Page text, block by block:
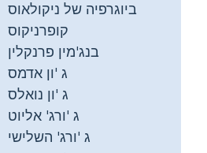
ביוגרפיה של ניקולאוס
קופרניקוס
בנג'מין פרנקלין
ג 'ון אדמס
ג 'ון נואלס
ג 'ורג' אליוט
ג 'ורג' השלישי